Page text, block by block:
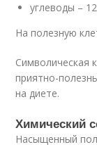
углеводы –
На полезную
Символическая
приятно-
на диете.
Химический
Насыщенный